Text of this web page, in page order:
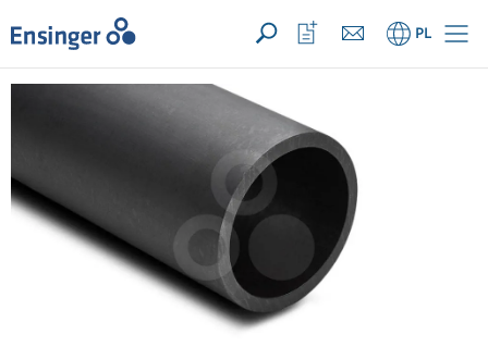
TWOJE ZAPYTANIE ({{productCount}} produkty)
OTWÓRZ
Strona
główna
PL
Otwórz
listę
ulubionych